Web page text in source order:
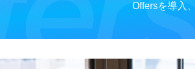
Offersを導入